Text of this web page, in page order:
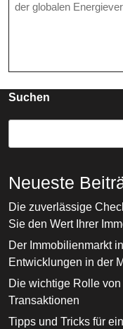
der globalen
Suchen
Neueste
Die zuverlässige
Sie den Wert Ihrer
Der Immobilienmarkt
Entwicklungen in der
Die wichtige Rolle
Transaktionen
Tipps und Tricks für